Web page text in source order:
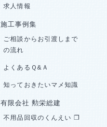
求人情報
施工事例集
ご相談からお引渡しまで
の流れ
よくあるＱ&Ａ
知っておきたいマメ知識
有限会社 勲栄総建
不用品回収のくんえい ❐